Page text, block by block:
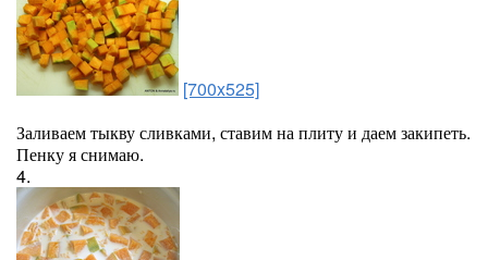
[700x525]
Заливаем тыкву сливками, ставим на плиту и даем закипеть.
Пенку я снимаю.
4.